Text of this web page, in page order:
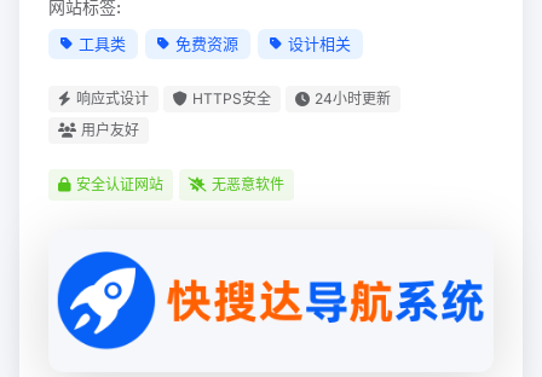
网站标签:
工具类 免费资源 设计相关
响应式设计 HTTPS安全
24小时更新
用户友好
安全认证网站 无恶意软件